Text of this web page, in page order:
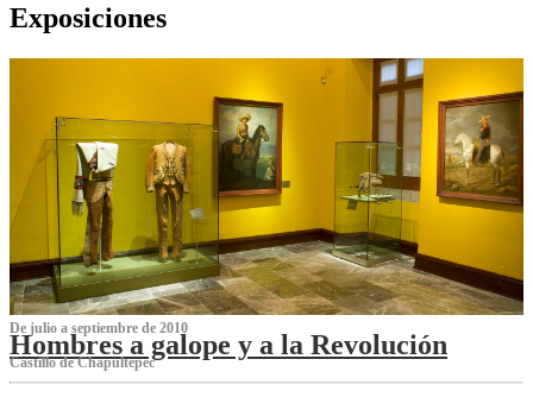
Exposiciones
De julio a septiembre de 2010
Hombres a galope y a la Revolución
Castillo de Chapultepec